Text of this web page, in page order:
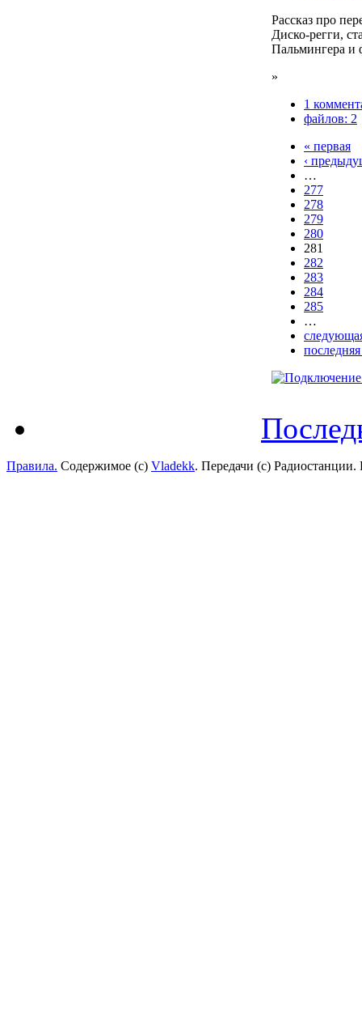
Рассказ про
Диско-регги,
Пальмингера и
»
1
файлов: 2
« первая
‹
…
277
278
279
280
281
282
283
284
285
…
Правила. Содержимое (с) Vladekk. Передачи (с)